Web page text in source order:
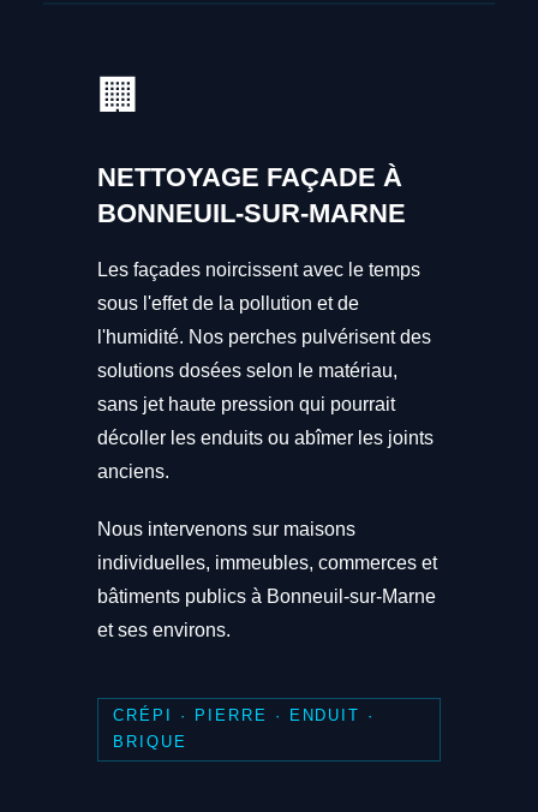
🏢
NETTOYAGE FAÇADE À
BONNEUIL-SUR-MARNE
Les façades noircissent avec le temps
sous l'effet de la pollution et de
l'humidité. Nos perches pulvérisent des
solutions dosées selon le matériau,
sans jet haute pression qui pourrait
décoller les enduits ou abîmer les joints
anciens.
Nous intervenons sur maisons
individuelles, immeubles, commerces et
bâtiments publics à Bonneuil-sur-Marne
et ses environs.
CRÉPI · PIERRE · ENDUIT ·
BRIQUE